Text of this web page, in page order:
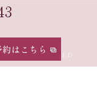
約はこちらRESERVED.